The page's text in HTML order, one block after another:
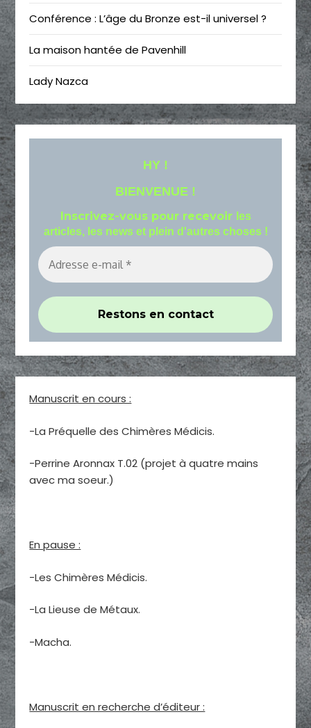
Conférence : L’âge du Bronze est-il universel ?
La maison hantée de Pavenhill
Lady Nazca
HY !
BIENVENUE !
Inscrivez-vous pour recevoir les
articles, les news et plein d'autres choses !
Manuscrit en cours :
-La Préquelle des Chimères Médicis.
-Perrine Aronnax T.02 (projet à quatre mains
avec ma soeur.)
En pause :
-Les Chimères Médicis.
-La Lieuse de Métaux.
-Macha.
Manuscrit en recherche d’éditeur :